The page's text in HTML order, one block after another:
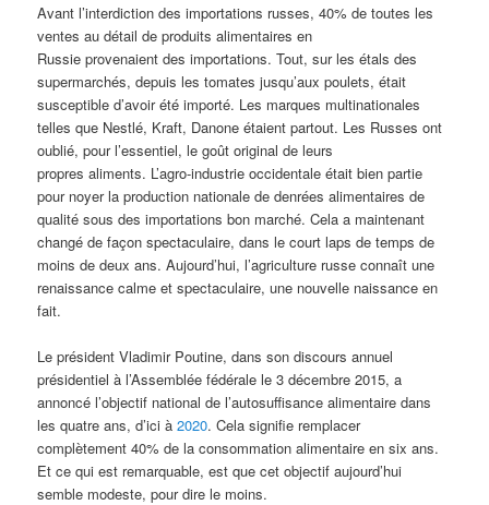
Avant l’interdiction des importations russes, 40% de toutes les
ventes au détail de produits alimentaires en
Russie provenaient des importations. Tout, sur les étals des
supermarchés, depuis les tomates jusqu’aux poulets, était
susceptible d’avoir été importé. Les marques multinationales
telles que Nestlé, Kraft, Danone étaient partout. Les Russes ont
oublié, pour l’essentiel, le goût original de leurs
propres aliments. L’agro-industrie occidentale était bien partie
pour noyer la production nationale de denrées alimentaires de
qualité sous des importations bon marché. Cela a maintenant
changé de façon spectaculaire, dans le court laps de temps de
moins de deux ans. Aujourd’hui, l’agriculture russe connaît une
renaissance calme et spectaculaire, une nouvelle naissance en
fait.
Le président Vladimir Poutine, dans son discours annuel
présidentiel à l’Assemblée fédérale le 3 décembre 2015, a
annoncé l’objectif national de l’autosuffisance alimentaire dans
les quatre ans, d’ici à2020. Cela signifie remplacer
complètement 40% de la consommation alimentaire en six ans.
Et ce qui est remarquable, est que cet objectif aujourd’hui
semble modeste, pour dire le moins.